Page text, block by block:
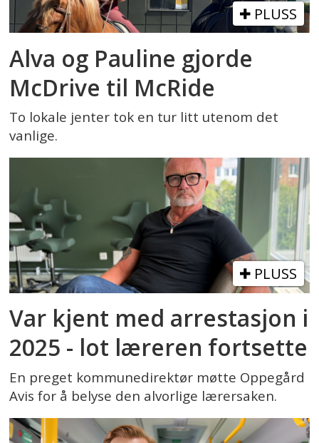
PLUSS
Alva og Pauline gjorde
McDrive til McRide
To lokale jenter tok en tur litt utenom det
vanlige.
PLUSS
Var kjent med arrestasjon i
2025 - lot læreren fortsette
En preget kommunedirektør møtte Oppegård
Avis for å belyse den alvorlige lærersaken.